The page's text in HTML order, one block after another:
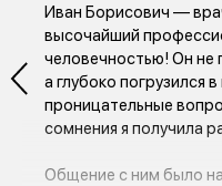
Иван Борисович —
высочайший
человечностью! Он
а глубоко погрузился
проницательные
сомнения я получила
Общение с ним было